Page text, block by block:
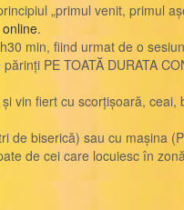
„primul venit, primul
online.
min, fiind urmat de o
PE TOATĂ DURATA
vin fiert cu scorțișoară,
de biserică) sau cu mașina
de cei care locuiesc în